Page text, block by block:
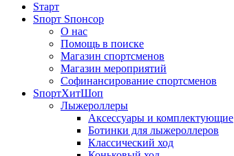
Sтарт
Sпорт Sпонсор
О нас
Помощь в поиске
Магазин спортсменов
Магазин мероприятий
Софинансирование спортсменов
SпортХитШоп
Лыжероллеры
Аксессуары и комплектующие
Ботинки для лыжероллеров
Классический ход